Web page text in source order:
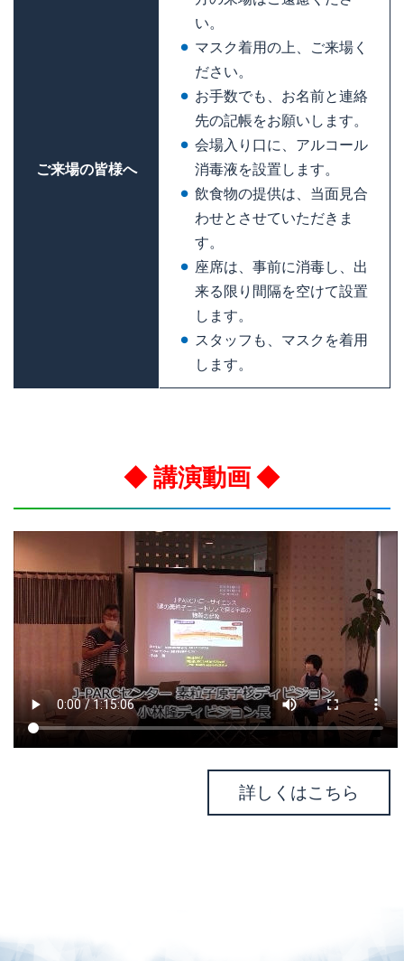
ご来場の皆様へ
い。
マスク着用の上、ご来場く
ださい。
お手数でも、お名前と連絡
先の記帳をお願いします。
会場入り口に、アルコール
消毒液を設置します。
飲食物の提供は、当面見合
わせとさせていただきま
す。
座席は、事前に消毒し、出
来る限り間隔を空けて設置
します。
スタッフも、マスクを着用
します。
◆ 講演動画 ◆
詳しくはこちら